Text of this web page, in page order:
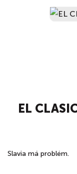
EL
Slavia má problém.